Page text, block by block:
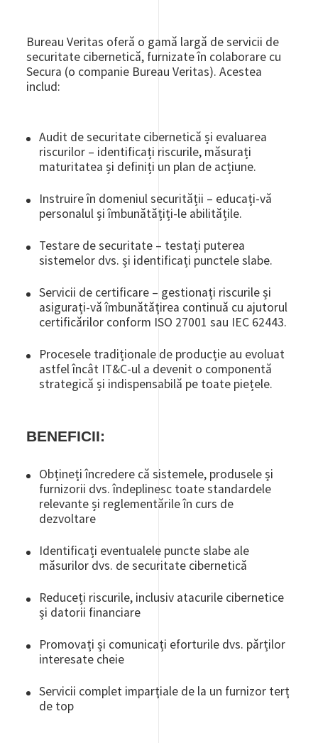
Bureau Veritas oferă o gamă largă de servicii de
securitate cibernetică, furnizate în colaborare cu
Secura (o companie Bureau Veritas). Acestea
includ:
Audit de securitate cibernetică și evaluarea
riscurilor – identificați riscurile, măsurați
maturitatea și definiți un plan de acțiune.
Instruire în domeniul securității – educați-vă
personalul și îmbunătățiți-le abilitățile.
Testare de securitate – testați puterea
sistemelor dvs. și identificați punctele slabe.
Servicii de certificare – gestionați riscurile și
asigurați-vă îmbunătățirea continuă cu ajutorul
certificărilor conform ISO 27001 sau IEC 62443.
Procesele tradiționale de producție au evoluat
astfel încât IT&C-ul a devenit o componentă
strategică și indispensabilă pe toate piețele.
BENEFICII:
Obțineți încredere că sistemele, produsele și
furnizorii dvs. îndeplinesc toate standardele
relevante și reglementările în curs de
dezvoltare
Identificați eventualele puncte slabe ale
măsurilor dvs. de securitate cibernetică
Reduceți riscurile, inclusiv atacurile cibernetice
și datorii financiare
Promovați și comunicați eforturile dvs. părților
interesate cheie
Servicii complet imparțiale de la un furnizor terț
de top